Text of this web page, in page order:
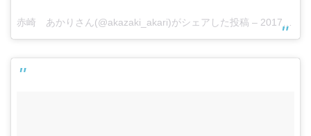
赤崎 あかりさん(@akazaki_akari)がシェアした投稿 – 2017 2月 25 4:41午後 PST